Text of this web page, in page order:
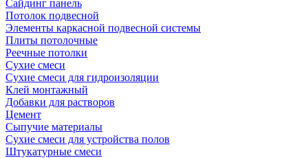
Сайдинг панель
Потолок подвесной
Элементы каркасной подвесной системы
Плиты потолочные
Реечные потолки
Сухие смеси
Сухие смеси для гидроизоляции
Клей монтажный
Добавки для растворов
Цемент
Сыпучие материалы
Сухие смеси для устройства полов
Штукатурные смеси